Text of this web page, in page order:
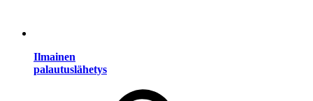
Ilmainen
palautuslähetys